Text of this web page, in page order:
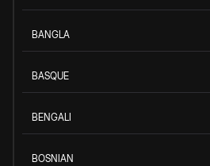
BANGLA
BASQUE
BENGALI
BOSNIAN